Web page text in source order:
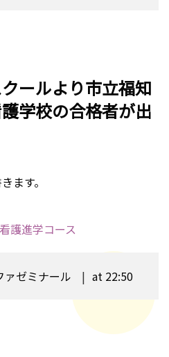
クールより市立福知
学校の合格者が出
ます。
看護進学コース
ァゼミナール at 22:50